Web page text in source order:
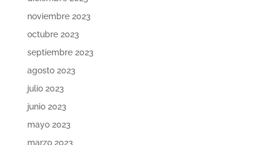
noviembre 2023
octubre 2023
septiembre 2023
agosto 2023
julio 2023
junio 2023
mayo 2023
marzo 2023